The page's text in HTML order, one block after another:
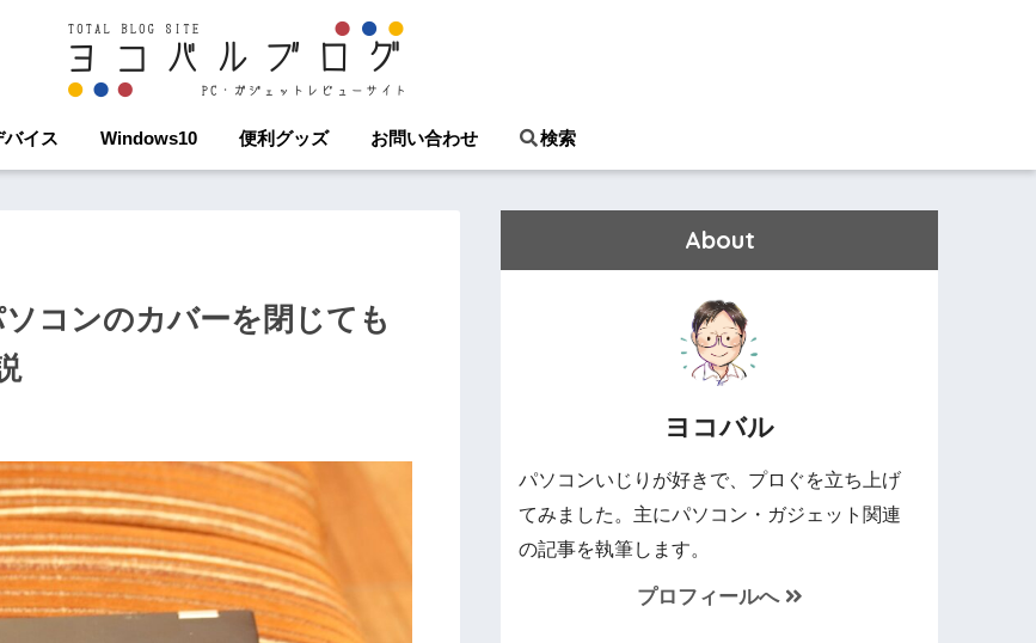
バイス Windows10 便利グッズ お問い合わせ 検索
コンのカバーを閉じても
About
ヨコバル
パソコンいじりが好きで、プロぐを立ち上げ
てみました。主にパソコン・ガジェット関連
の記事を執筆します。
プロフィールへ